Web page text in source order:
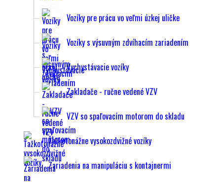
Vozíky pre prácu vo veľmi úzkej uličke
Vozíky s výsuvným zdvíhacím zariadením
Vychystávacie vozíky
Zakladače - ručne vedené VZV
VZV so spaľovacím motorom do skladu
Ťažkotonážne vysokozdvižné vozíky
Zariadenia na manipuláciu s kontajnermi